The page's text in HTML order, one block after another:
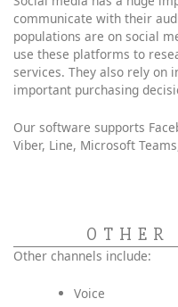
communicate with their
populations are on social
use these platforms to
services. They also rely on
important purchasing
Our software supports
Viber, Line, Microsoft
OTHER
Other channels include:
Voice